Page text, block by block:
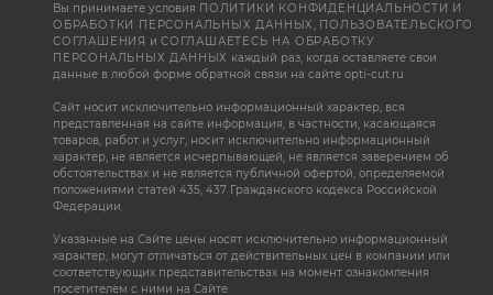
Вы принимаете условия ПОЛИТИКИ КОНФИДЕНЦИАЛЬНОСТИ И
ОБРАБОТКИ ПЕРСОНАЛЬНЫХ ДАННЫХ, ПОЛЬЗОВАТЕЛЬСКОГО
СОГЛАШЕНИЯ иСОГЛАШАЕТЕСЬ НА ОБРАБОТКУ
ПЕРСОНАЛЬНЫХ ДАННЫХ каждый раз, когда оставляете свои
данные в любой форме обратной связи на сайте opti-cut.ru
Сайт носит исключительно информационный характер, вся
представленная на сайте информация, в частности, касающаяся
товаров, работ и услуг, носит исключительно информационный
характер, не является исчерпывающей, не является заверением об
обстоятельствах и не является публичной офертой, определяемой
положениями статей 435, 437 Гражданского кодекса Российской
Федерации.
Указанные на Сайте цены носят исключительно информационный
характер, могут отличаться от действительных цен в компании или
соответствующих представительствах на момент ознакомления
посетителем с ними на Сайте.